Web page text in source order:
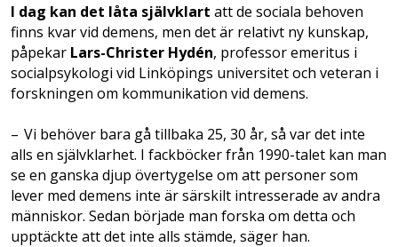
I dag kan det låta självklart att de sociala behoven
finns kvar vid demens, men det är relativt ny kunskap,
påpekar Lars-Christer Hydén, professor emeritus i
socialpsykologi vid Lin­köpings universitet och veteran i
forskningen om kommunikation vid demens.
– Vi behöver bara gå tillbaka 25, 30 år, så var det inte
alls en självklarhet. I fackböcker från 1990-talet kan man
se en ganska djup över­tygelse om att personer som
lever med demens inte är särskilt intresserade av andra
människor. Sedan började man forska om detta och
upptäckte att det inte alls stämde, säger han.